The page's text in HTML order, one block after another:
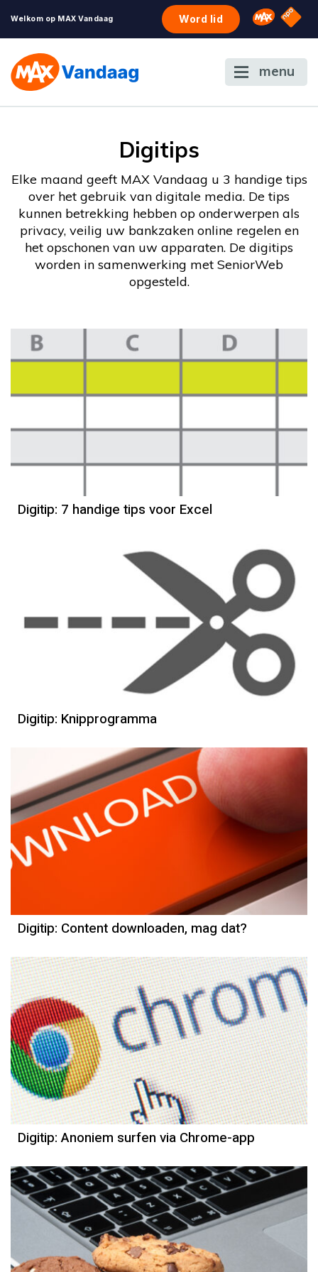
Welkom op MAX Vandaag Word lid Omroep
NPO
menu
Digitips
Elke maand geeft MAX Vandaag u 3 handige tips
over het gebruik van digitale media. De tips
kunnen betrekking hebben op onderwerpen als
privacy, veilig uw bankzaken online regelen en
het opschonen van uw apparaten. De digitips
worden in samenwerking met SeniorWeb
opgesteld.
Digitip: 7 handige tips voor Excel
Digitip: Knipprogramma
Digitip: Content downloaden, mag dat?
Digitip: Anoniem surfen via Chrome-app